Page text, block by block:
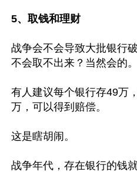
5、取钱和理财
战争会不会导致大批银行
不会取不出来？当然会的。
有人建议每个银行存49万
万，可以得到赔偿。
这是瞎胡闹。
战争年代，存在银行的钱